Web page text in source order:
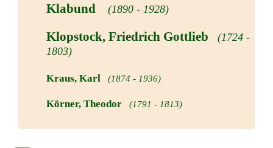
Klabund (1890 - 1928)
Klopstock, Friedrich Gottlieb
(1724 -
1803)
Kraus, Karl (1874 - 1936)
Körner, Theodor (1791 - 1813)